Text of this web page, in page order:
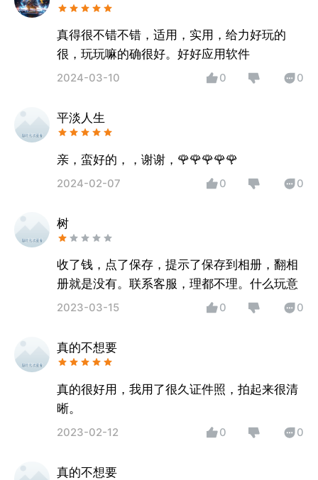
真得很不错不错，适用，实用，给力好玩的
很，玩玩嘛的确很好。好好应用软件
2024-03-10 0 0
平淡人生
亲，蛮好的，，谢谢，🌹🌹🌹🌹🌹
2024-02-07 0 0
树
收了钱，点了保存，提示了保存到相册，翻相
册就是没有。联系客服，理都不理。什么玩意
2023-03-15 0 0
真的不想要
真的很好用，我用了很久证件照，拍起来很清
晰。
2023-02-12 0 0
真的不想要